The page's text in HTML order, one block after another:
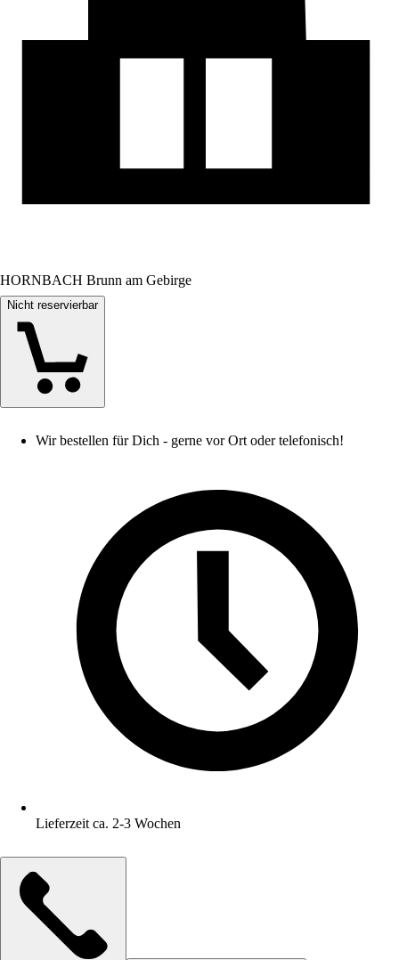
HORNBACH Brunn am Gebirge
Nicht reservierbar
Wir bestellen für Dich - gerne vor Ort oder telefonisch!
Lieferzeit ca. 2-3 Wochen